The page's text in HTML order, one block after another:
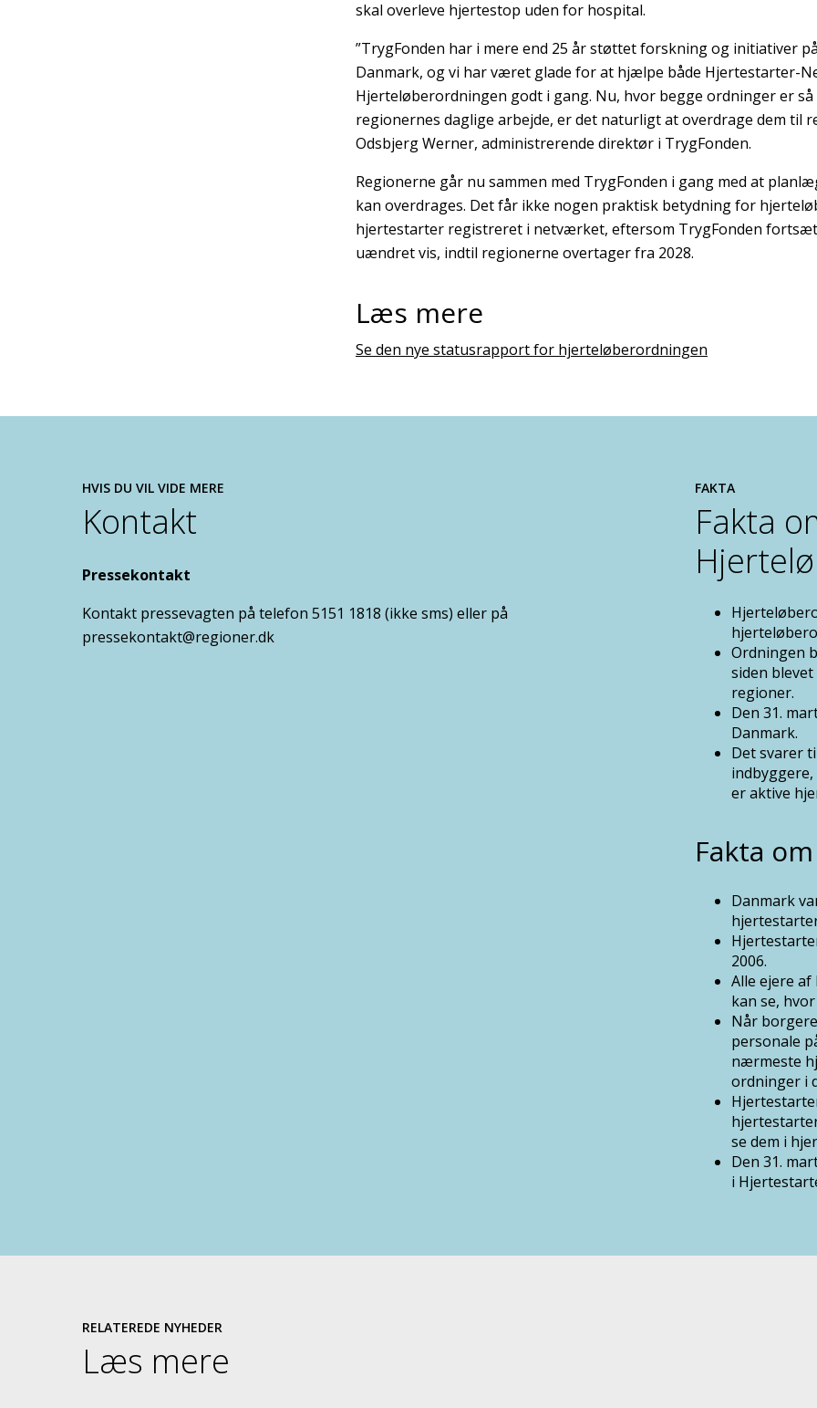
skal overleve hjertestop uden for hospital.
”TrygFonden har i mere end 25 år støttet forskning og initiativer
Danmark, og vi har været glade for at hjælpe både Hjertestarter-
Hjerteløberordningen godt i gang. Nu, hvor begge ordninger er
regionernes daglige arbejde, er det naturligt at overdrage dem til
Odsbjerg Werner, administrerende direktør i TrygFonden.
Regionerne går nu sammen med TrygFonden i gang med at
kan overdrages. Det får ikke nogen praktisk betydning for
hjertestarter registreret i netværket, eftersom TrygFonden
uændret vis, indtil regionerne overtager fra 2028.
Læs mere
Se den nye statusrapport for hjerteløberordningen
HVIS DU VIL VIDE MERE
Kontakt
Pressekontakt
Kontakt pressevagten på telefon 5151 1818 (ikke sms) eller på
pressekontakt@regioner.dk
FAKTA
Fakta
Ordningen
siden
regioner.
Den 31.
Danmark.
Det svarer
er aktive
Fakta
Danmark
2006.
Alle ejere
kan se,
Når
personale
nærmeste
ordninger i
se dem i
Den 31.
i
RELATEREDE NYHEDER
Læs mere